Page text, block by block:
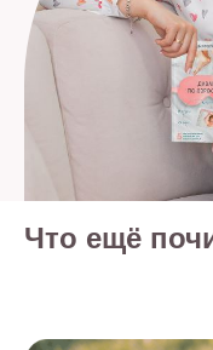
Что ещё
симптомом какого-либо
незамедлительно
© 2015—2026 О СНЕ.
информационный портал
и семейном сне